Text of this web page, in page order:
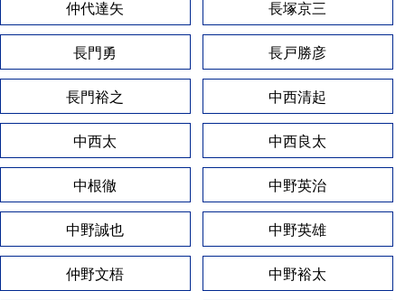
仲代達矢 長塚京三
長門勇 長戸勝彦
長門裕之 中西清起
中西太 中西良太
中根徹 中野英治
中野誠也 中野英雄
仲野文梧 中野裕太